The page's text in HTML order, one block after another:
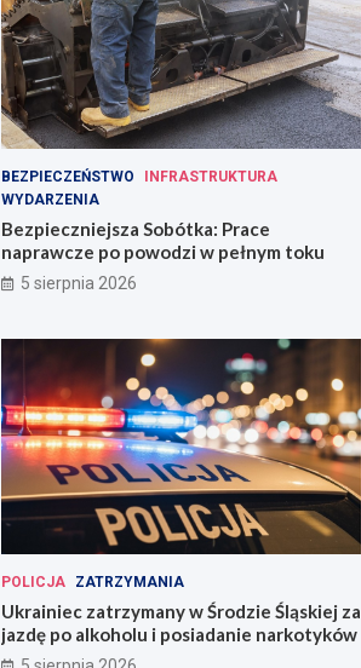
BEZPIECZEŃSTWO
INFRASTRUKTURA
WYDARZENIA
Bezpieczniejsza Sobótka: Prace
naprawcze po powodzi w pełnym toku
5 sierpnia 2026
POLICJA ZATRZYMANIA
Ukrainiec zatrzymany w Środzie Śląskiej za
jazdę po alkoholu i posiadanie narkotyków